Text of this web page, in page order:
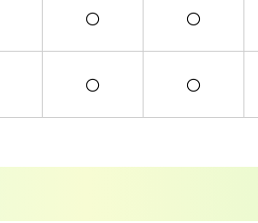
〇 〇
〇 〇